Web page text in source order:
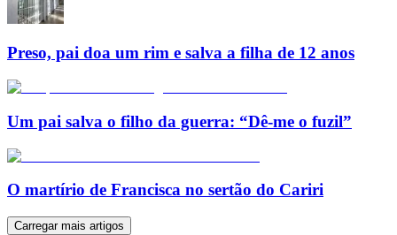
Preso, pai doa um rim e salva a filha de 12 anos
Um pai salva o filho da guerra: “Dê-me o fuzil”
O martírio de Francisca no sertão do Cariri
Carregar mais artigos